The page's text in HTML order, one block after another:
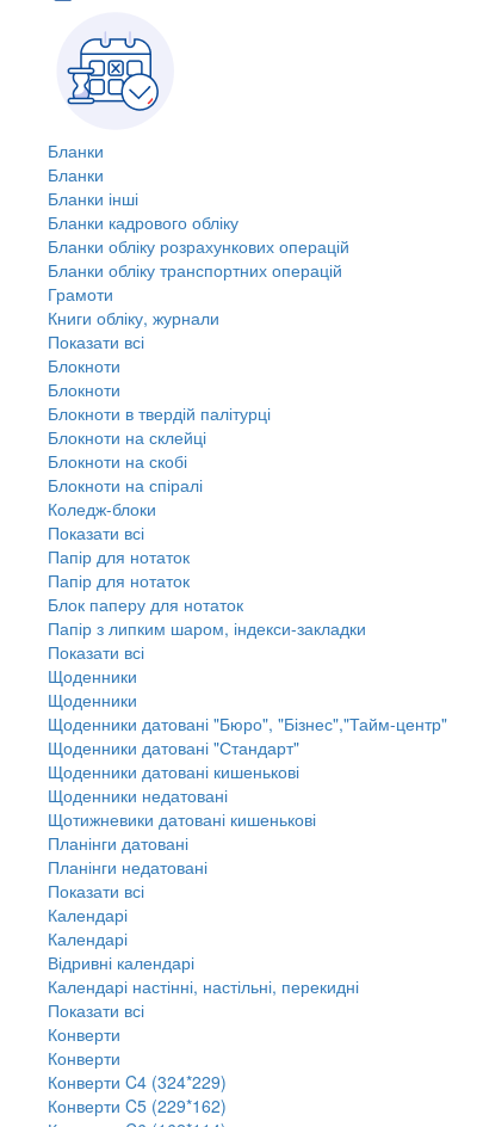
Бланки
Бланки
Бланки інші
Бланки кадрового обліку
Бланки обліку розрахункових операцій
Бланки обліку транспортних операцій
Грамоти
Книги обліку, журнали
Показати всі
Блокноти
Блокноти
Блокноти в твердій палітурці
Блокноти на склейці
Блокноти на скобі
Блокноти на спіралі
Коледж-блоки
Показати всі
Папір для нотаток
Папір для нотаток
Блок паперу для нотаток
Папір з липким шаром, індекси-закладки
Показати всі
Щоденники
Щоденники
Щоденники датовані "Бюро", "Бізнес","Тайм-центр"
Щоденники датовані "Стандарт"
Щоденники датовані кишенькові
Щоденники недатовані
Щотижневики датовані кишенькові
Планінги датовані
Планінги недатовані
Показати всі
Календарі
Календарі
Відривні календарі
Календарі настінні, настільні, перекидні
Показати всі
Конверти
Конверти
Конверти C4 (324*229)
Конверти C5 (229*162)